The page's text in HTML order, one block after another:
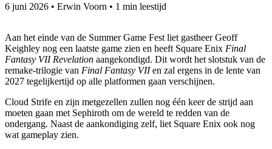
6 juni 2026 • Erwin Voorn • 1 min leestijd
Aan het einde van de Summer Game Fest liet gastheer Geoff
Keighley nog een laatste game zien en heeft Square Enix Final
Fantasy VII Revelation aangekondigd. Dit wordt het slotstuk van de
remake-trilogie van Final Fantasy VIIen zal ergens in de lente van
2027 tegelijkertijd op alle platformen gaan verschijnen.
Cloud Strife en zijn metgezellen zullen nog één keer de strijd aan
moeten gaan met Sephiroth om de wereld te redden van de
ondergang. Naast de aankondiging zelf, liet Square Enix ook nog
wat gameplay zien.